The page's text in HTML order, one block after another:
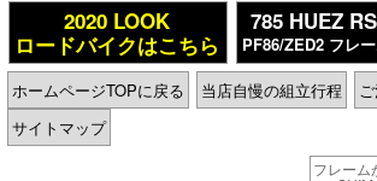
2020 LOOK
ロードバイクはこちら
785 HUEZ
PF86/ZED2 フレ
ホームページTOPに戻る
当店自慢の組立行程
サイトマップ
フレーム